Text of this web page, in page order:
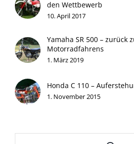
den Wettbewerb
10. April 2017
Yamaha SR 500 – zurück
Motorradfahrens
1. März 2019
Honda C 110 –
1. November 2015